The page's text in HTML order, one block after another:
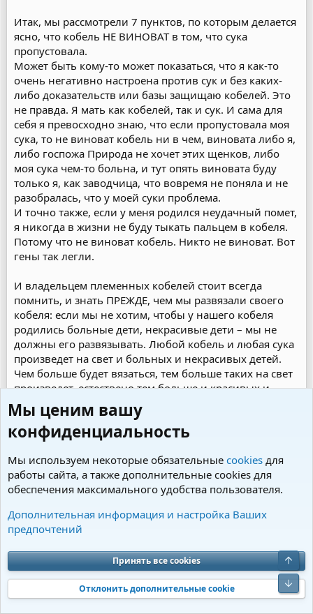
Итак, мы рассмотрели 7 пунктов, по которым делается
ясно, что кобель НЕ ВИНОВАТ в том, что сука
пропустовала.
Может быть кому-то может показаться, что я как-то
очень негативно настроена против сук и без каких-
либо доказательств или базы защищаю кобелей. Это
не правда. Я мать как кобелей, так и сук. И сама для
себя я превосходно знаю, что если пропустовала моя
сука, то не виноват кобель ни в чем, виновата либо я,
либо госпожа Природа не хочет этих щенков, либо
моя сука чем-то больна, и тут опять виновата буду
только я, как заводчица, что вовремя не поняла и не
разобралась, что у моей суки проблема.
И точно также, если у меня родился неудачный помет,
я никогда в жизни не буду тыкать пальцем в кобеля.
Потому что не виноват кобель. Никто не виноват. Вот
гены так легли.
И владельцем племенных кобелей стоит всегда
помнить, и знать ПРЕЖДЕ, чем мы развязали своего
кобеля: если мы не хотим, чтобы у нашего кобеля
родились больные дети, некрасивые дети – мы не
должны его развязывать. Любой кобель и любая сука
произведет на свет и больных и некрасивых детей.
Чем больше будет вязаться, тем больше таких на свет
произведет, естествено тем больше и красивых и
здоровых. Обезопаситься от этого невозможно.
Владельцы племенных кобелей, гарантирующих, что
их кобель да никогда да точно нет, да вообще такого
не может быть, не имеет детей с дисплазом, или не
чемпионов, или не знаю что еще - просто либо совсем
непрофессионалы, либо не учавствуют в жизни своих
детей, и просто не знают, либо совсем нечестные
Поэтому прежде чем развязывать кобеля об этом
нужно хорошо подумать.
А любую нападку на своего кобеля нужно
воспринимать как комплимент. Если люди нападают –
значит завидуют, а если завидуют – значит есть чему
Мы ценим вашу
конфиденциальность
Мы используем некоторые обязательные cookies для
работы сайта, а также дополнительные cookies для
обеспечения максимального удобства пользователя.
Дополнительная информация и настройка Ваших
предпочтений
Принять все cookies
Отклонить дополнительные cookie
Верх
Низ